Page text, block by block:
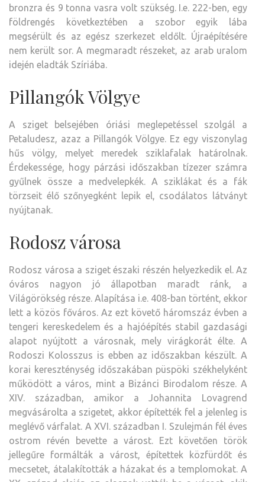
bronzra és 9 tonna vasra volt szükség. I.e. 222-ben, egy
földrengés következtében a szobor egyik lába
megsérült és az egész szerkezet eldőlt. Újraépítésére
nem került sor. A megmaradt részeket, az arab uralom
idején eladták Szíriába.
Pillangók Völgye
A sziget belsejében óriási meglepetéssel szolgál a
Petaludesz, azaz a Pillangók Völgye. Ez egy viszonylag
hűs völgy, melyet meredek sziklafalak határolnak.
Érdekessége, hogy párzási időszakban tízezer számra
gyűlnek össze a medvelepkék. A sziklákat és a fák
törzseit élő szőnyegként lepik el, csodálatos látványt
nyújtanak.
Rodosz városa
Rodosz városa a sziget északi részén helyezkedik el. Az
óváros nagyon jó állapotban maradt ránk, a
Világörökség része. Alapítása i.e. 408-ban történt, ekkor
lett a közös főváros. Az ezt követő háromszáz évben a
tengeri kereskedelem és a hajóépítés stabil gazdasági
alapot nyújtott a városnak, mely virágkorát élte. A
Rodoszi Kolosszus is ebben az időszakban készült. A
korai kereszténység időszakában püspöki székhelyként
működött a város, mint a Bizánci Birodalom része. A
XIV. században, amikor a Johannita Lovagrend
megvásárolta a szigetet, akkor építették fel a jelenleg is
meglévő várfalat. A XVI. században I. Szulejmán fél éves
ostrom révén bevette a várost. Ezt követően török
jellegűre formálták a várost, építettek közfürdőt és
mecsetet, átalakították a házakat és a templomokat. A